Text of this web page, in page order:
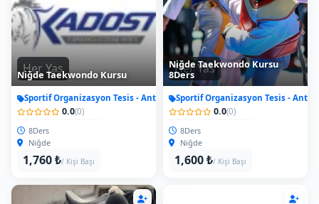
Her Yas
Niğde Taekwondo Kursu
Sportif Organizasyon Tesis - Antrenman
0.0(0)
8Ders
Niğde
1,760 ₺/ Kişi Başı
Her Yas
Niğde Taekwondo Kursu
8Ders
Sportif Organizasyon Tesis -
0.0(0)
8Ders
Niğde
1,600 ₺/ Kişi Başı